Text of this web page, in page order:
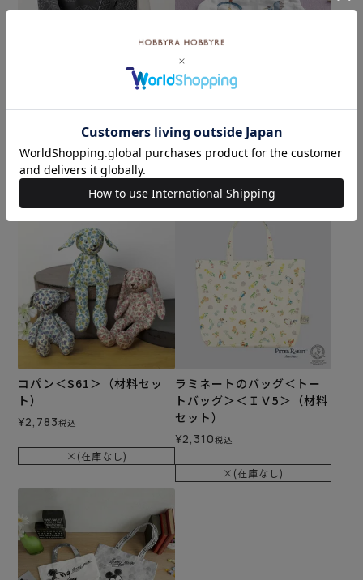
スクエアバッグL 寄せ模様＜
スヌーピーと丸＞＜GR5＞
（材料セット）
¥3,938税込
×(在庫なし)
ベビースタイ＜夢の中＞
¥3,300税込
コパン＜S61＞（材料セッ
ト）
¥2,783税込
×(在庫なし)
ラミネートのバッグ＜トー
トバッグ＞＜ＩＶ5＞（材料
セット）
¥2,310税込
×(在庫なし)